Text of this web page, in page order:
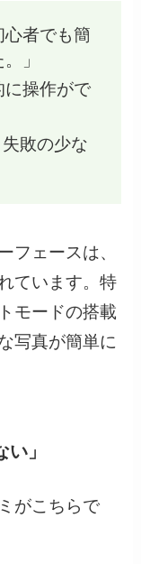
心者でも簡
」
に操作がで
敗の少な
フェースは、
ています。特
モードの搭載
写真が簡単に
」
がこちらで